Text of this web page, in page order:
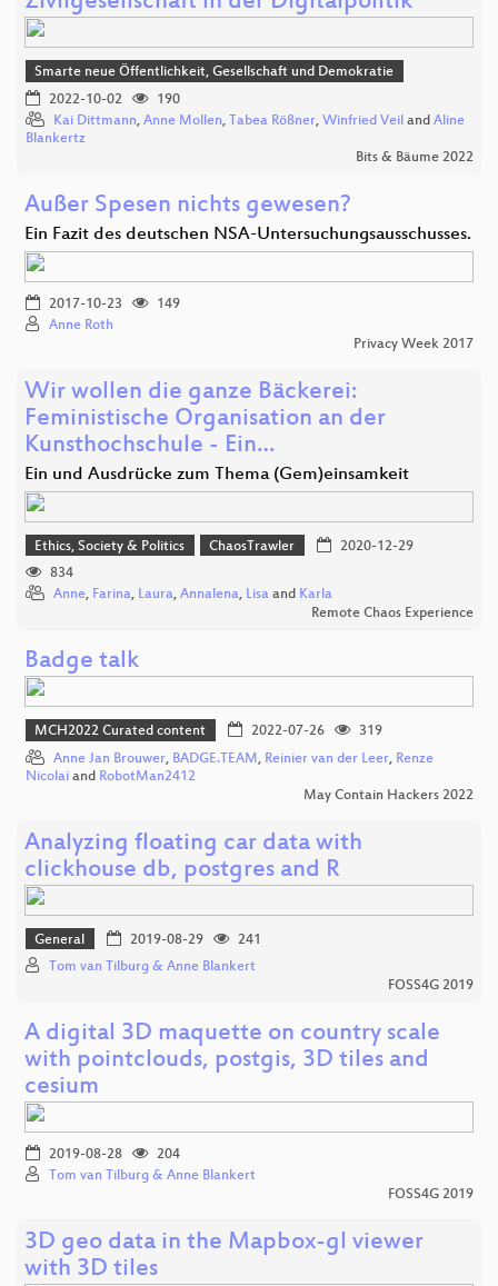
Smarte neue Öffentlichkeit, Gesellschaft und Demokratie
2022-10-02
190
Kai Dittmann, Anne Mollen, Tabea Rößner, Winfried Veil and Aline
Blankertz
Bits & Bäume 2022
Außer Spesen nichts gewesen?
Ein Fazit des deutschen NSA-Untersuchungsausschusses.
2017-10-23
149
Anne Roth
Privacy Week 2017
Wir wollen die ganze Bäckerei:
Feministische Organisation an der
Kunsthochschule - Ein…
Ein und Ausdrücke zum Thema (Gem)einsamkeit
Ethics, Society & Politics ChaosTrawler
2020-12-29
834
Anne, Farina, Laura, Annalena, Lisa and Karla
Remote Chaos Experience
Badge talk
MCH2022 Curated content 2022-07-26
319
Anne Jan Brouwer, BADGE.TEAM, Reinier van der Leer, Renze
Nicolai and RobotMan2412
May Contain Hackers 2022
Analyzing floating car data with
clickhouse db, postgres and R
General 2019-08-29
241
Tom van Tilburg & Anne Blankert
FOSS4G 2019
A digital 3D maquette on country scale
with pointclouds, postgis, 3D tiles and
cesium
2019-08-28
204
Tom van Tilburg & Anne Blankert
FOSS4G 2019
3D geo data in the Mapbox-gl viewer
with 3D tiles